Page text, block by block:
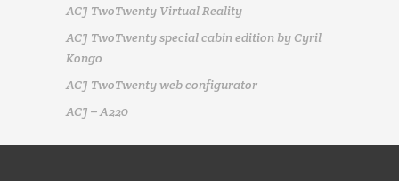
ACJ TwoTwenty Virtual Reality
ACJ TwoTwenty special cabin edition by Cyril
Kongo
ACJ TwoTwenty web configurator
ACJ – A220